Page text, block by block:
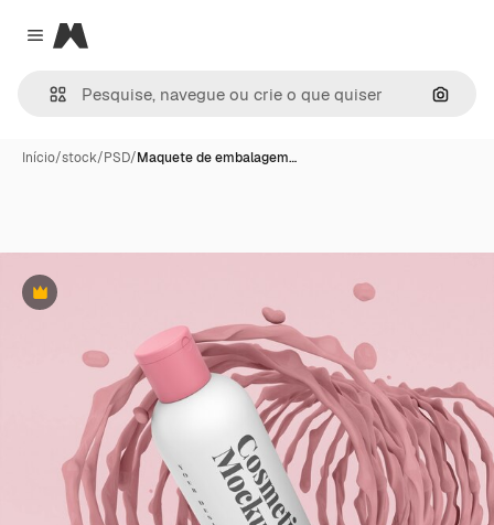
Close menu
Magnific
Início/stock/PSD/Maquete de embalagem…
Premium